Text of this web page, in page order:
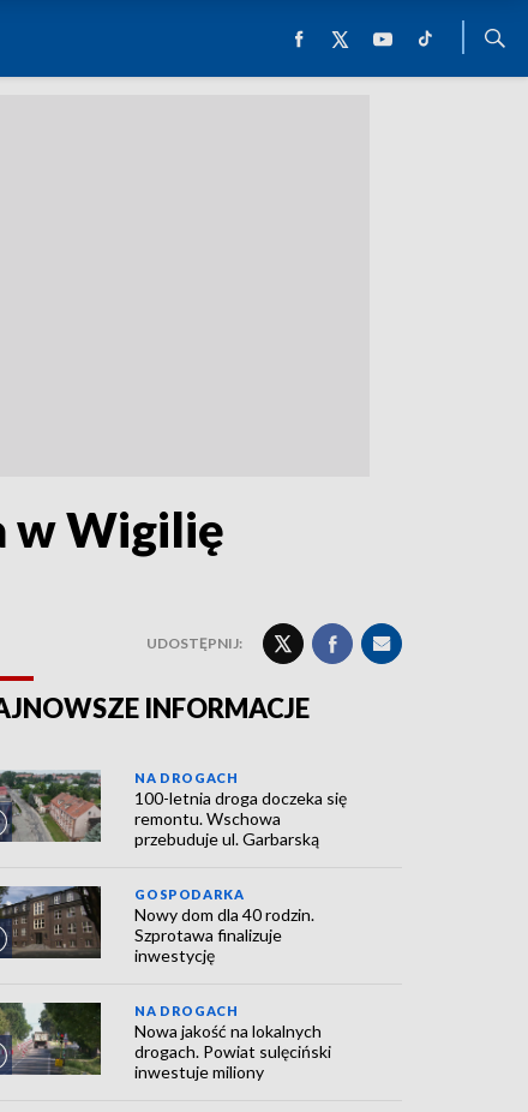
w Wigilię
UDOSTĘPNIJ:
INFORMACJE
NA DROGACH
100-letnia droga doczeka się
remontu. Wschowa
przebuduje ul. Garbarską
GOSPODARKA
Nowy dom dla 40 rodzin.
Szprotawa finalizuje
inwestycję
NA DROGACH
Nowa jakość na lokalnych
drogach. Powiat sulęciński
inwestuje miliony